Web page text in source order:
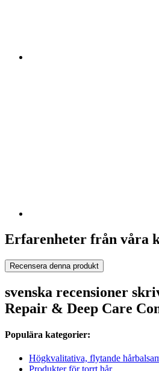
Erfarenheter från våra
Recensera denna produkt
svenska recensioner
Repair & Deep Care
Populära kategorier:
Högkvalitativa, flytande
Produkter för torrt hår